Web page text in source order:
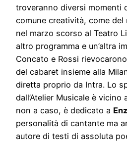
troveranno diversi momenti
comune creatività, come
nel marzo scorso al Teatro
altro programma e un’altra
Concato e Rossi
del cabaret insieme alla
diretta proprio da Intra. Lo
dall’Atelier Musicale è vicino
non a caso, è dedicato a
personalità di cantante ma
autore di testi di assoluta